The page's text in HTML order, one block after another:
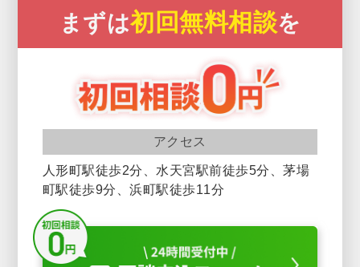
まずは初回無料相談を
アクセス
人形町駅徒歩2分、水天宮駅前徒歩5分、茅場
町駅徒歩9分、浜町駅徒歩11分